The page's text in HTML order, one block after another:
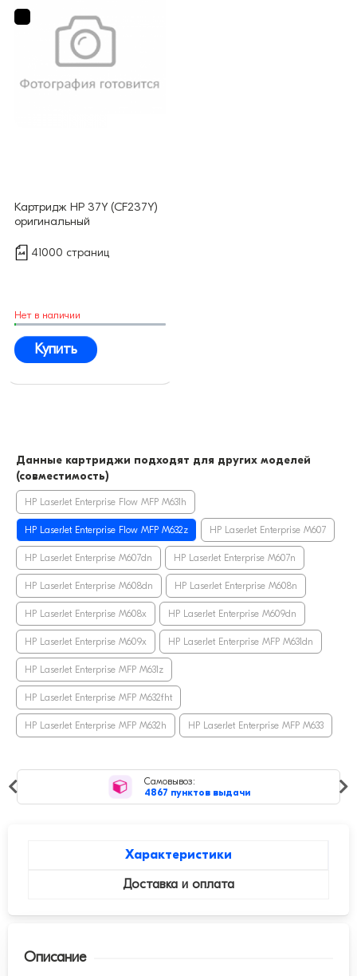
Картридж HP 37Y (CF237Y)
оригинальный
41000 страниц
Нет в наличии
Купить
Данные картриджи подходят для других моделей
(совместимость)
HP LaserJet Enterprise Flow MFP M631h
HP LaserJet Enterprise Flow MFP M632z HP LaserJet Enterprise M607
HP LaserJet Enterprise M607dn HP LaserJet Enterprise M607n
HP LaserJet Enterprise M608dn HP LaserJet Enterprise M608n
HP LaserJet Enterprise M608x HP LaserJet Enterprise M609dn
HP LaserJet Enterprise M609x HP LaserJet Enterprise MFP M631dn
HP LaserJet Enterprise MFP M631z
HP LaserJet Enterprise MFP M632fht
HP LaserJet Enterprise MFP M632h HP LaserJet Enterprise MFP M633
Самовывоз:
4867 пунктов выдачи
Характеристики
Доставка и оплата
Описание